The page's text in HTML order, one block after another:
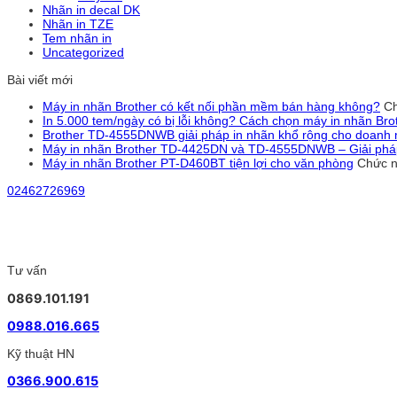
Nhãn in decal DK
Nhãn in TZE
Tem nhãn in
Uncategorized
Bài viết mới
Máy in nhãn Brother có kết nối phần mềm bán hàng không?
In 5.000 tem/ngày có bị lỗi không? Cách chọn máy in nhãn
Brother TD-4555DNWB giải pháp in nhãn khổ rộng cho doanh
Máy in nhãn Brother TD-4425DN và TD-4555DNWB – Giải
Máy in nhãn Brother PT-D460BT tiện lợi cho văn phòng Chức
02462726969
Tư vấn
0869.101.191
0988.016.665
Kỹ thuật HN
0366.900.615